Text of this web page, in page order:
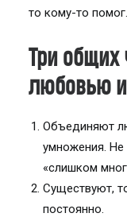
то кому-то помог.
Три
любовью и
Объединяют
умножения. Не
«слишком
Существуют,
постоянно.